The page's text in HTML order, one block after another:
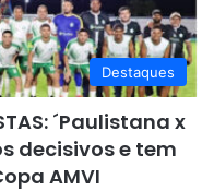
Destaques
´Paulistana x
decisivos e tem
AMVI